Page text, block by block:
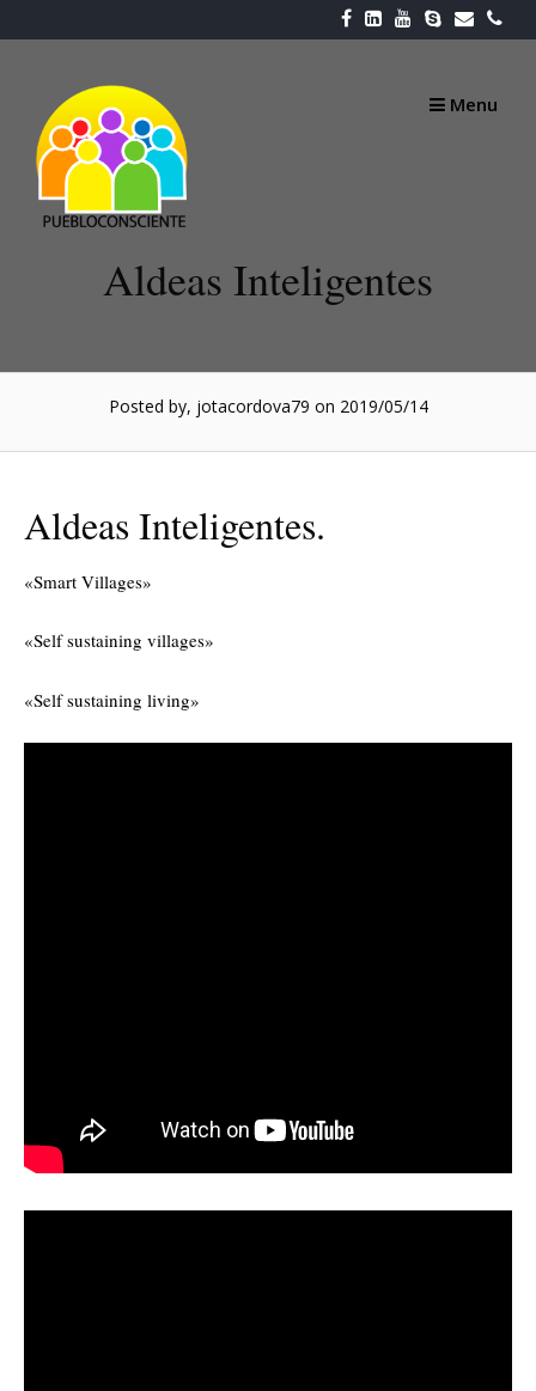
to
Menu
Aldeas Inteligentes
Posted by, jotacordova79 on 2019/05/14
Aldeas Inteligentes.
«Smart Villages»
«Self sustaining villages»
«Self sustaining living»